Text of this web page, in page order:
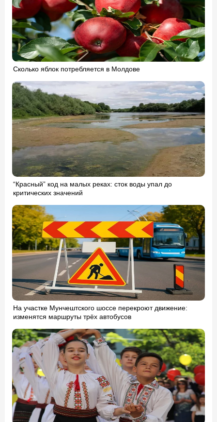
Сколько яблок потребляется в Молдове
“Красный” код на малых реках: сток воды упал до
критических значений
На участке Мунчештского шоссе перекроют движение:
изменятся маршруты трёх автобусов